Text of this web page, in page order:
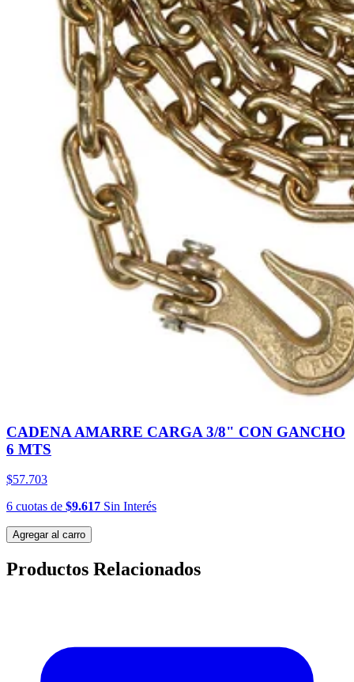
CADENA AMARRE CARGA 3/8" CON GANCHO
6 MTS
$57.703
6 cuotas de $9.617 Sin Interés
Agregar al carro
Productos Relacionados